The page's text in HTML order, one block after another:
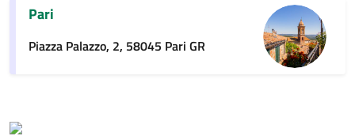
Pari
Piazza Palazzo, 2, 58045 Pari GR